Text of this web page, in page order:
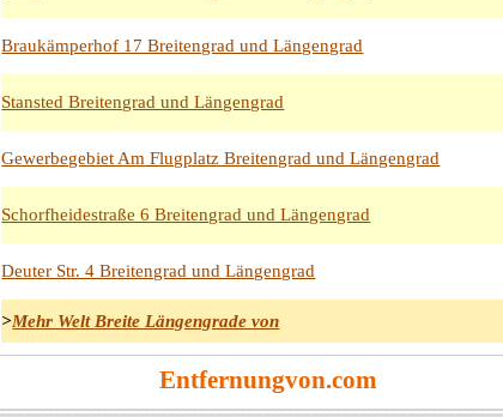
Braukämperhof 17 Breitengrad und Längengrad
Stansted Breitengrad und Längengrad
Gewerbegebiet Am Flugplatz Breitengrad und Längengrad
Schorfheidestraße 6 Breitengrad und Längengrad
Deuter Str. 4 Breitengrad und Längengrad
>Mehr Welt Breite Längengrade von
Entfernungvon.com